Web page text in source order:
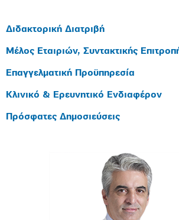
Διδακτορική Διατριβή
Μέλος Εταιριών, Συντακτικής
Επαγγελματική Προϋπηρεσία
Κλινικό & Ερευνητικό Ενδιαφέρον
Πρόσφατες Δημοσιεύσεις